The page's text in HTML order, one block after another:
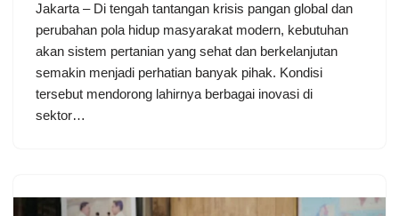
Jakarta – Di tengah tantangan krisis pangan global dan
perubahan pola hidup masyarakat modern, kebutuhan
akan sistem pertanian yang sehat dan berkelanjutan
semakin menjadi perhatian banyak pihak. Kondisi
tersebut mendorong lahirnya berbagai inovasi di
sektor…